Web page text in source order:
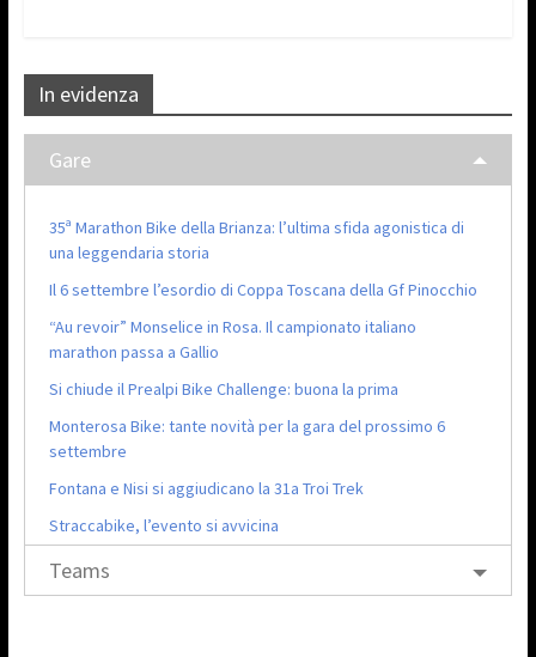
In evidenza
Gare
35ª Marathon Bike della Brianza: l’ultima sfida agonistica di
una leggendaria storia
Il 6 settembre l’esordio di Coppa Toscana della Gf Pinocchio
“Au revoir” Monselice in Rosa. Il campionato italiano
marathon passa a Gallio
Si chiude il Prealpi Bike Challenge: buona la prima
Monterosa Bike: tante novità per la gara del prossimo 6
settembre
Fontana e Nisi si aggiudicano la 31a Troi Trek
Straccabike, l’evento si avvicina
Teams